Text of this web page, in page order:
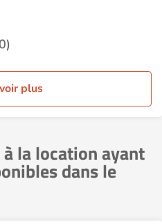
plus
la location ayant
dans le